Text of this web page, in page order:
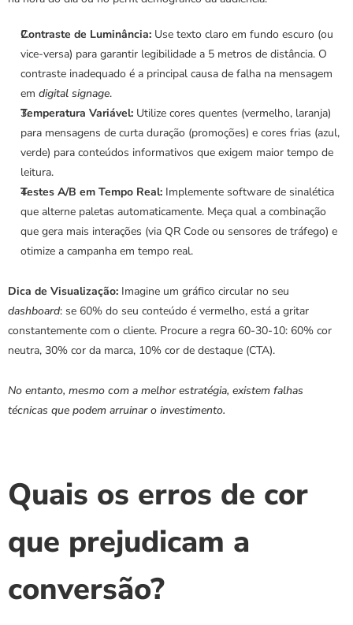
Contraste de Luminância: Use texto claro em fundo escuro (ou
vice-versa) para garantir legibilidade a 5 metros de distância. O
contraste inadequado é a principal causa de falha na mensagem
em digital signage.
Temperatura Variável: Utilize cores quentes (vermelho, laranja)
para mensagens de curta duração (promoções) e cores frias (azul,
verde) para conteúdos informativos que exigem maior tempo de
leitura.
Testes A/B em Tempo Real: Implemente software de sinalética
que alterne paletas automaticamente. Meça qual a combinação
que gera mais interações (via QR Code ou sensores de tráfego) e
otimize a campanha em tempo real.
Dica de Visualização:
dashboard: se 60% do seu conteúdo é vermelho, está a gritar
constantemente com o cliente. Procure a regra 60-30-10: 60% cor
neutra, 30% cor da marca, 10% cor de destaque (CTA).
No entanto, mesmo com a melhor estratégia, existem falhas
técnicas que podem arruinar o investimento.
Quais os erros de cor
que prejudicam a
conversão?